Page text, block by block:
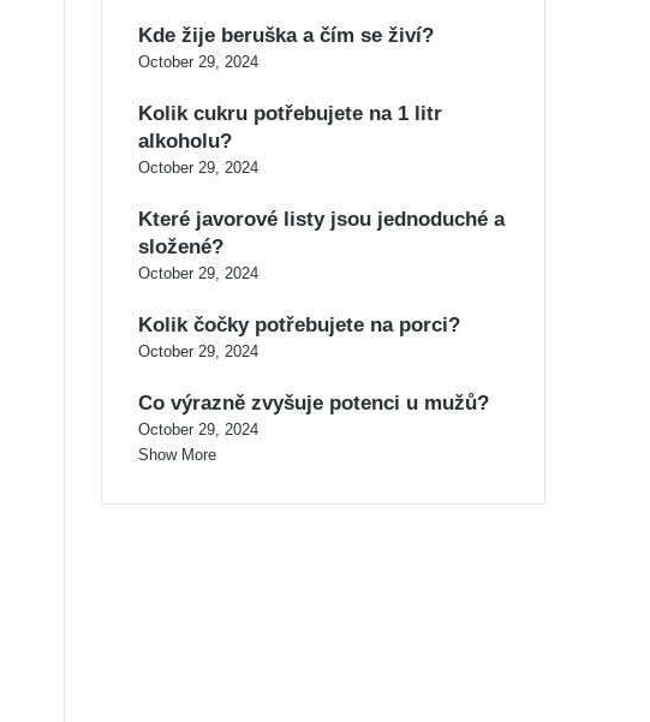
Kde žije beruška a čím se živí?
October 29, 2024
Kolik cukru potřebujete na 1 litr
alkoholu?
October 29, 2024
Které javorové listy jsou jednoduché a
složené?
October 29, 2024
Kolik čočky potřebujete na porci?
October 29, 2024
Co výrazně zvyšuje potenci u mužů?
October 29, 2024
Show More